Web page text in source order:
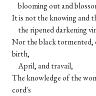
blooming out and
It is not the knowing and
the ripened darkening
Nor the black tormented,
birth,
April, and travail,
The knowledge of the
cord's